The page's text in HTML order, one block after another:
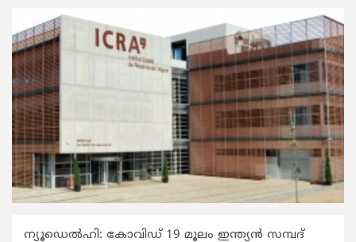
ന്യൂഡെല്‍ഹി: കോവിഡ് 19 മൂലം ഇന്ത്യന്‍ സമ്പദ്